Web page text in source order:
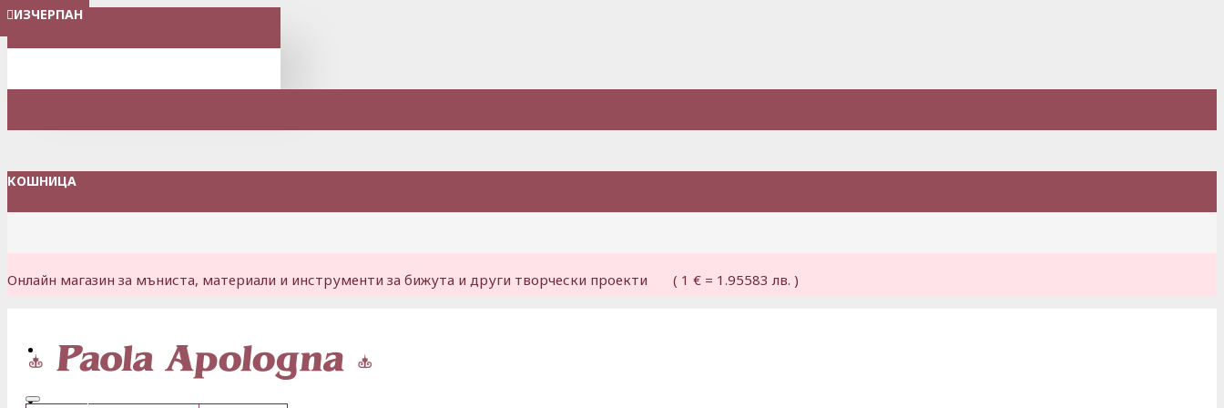
МЕНЮ
КОШНИЦА
Онлайн магазин за мъниста, материали и инструменти за бижута и други творчески проекти ( 1 € = 1.95583 лв. )
Вход
ИЗЧЕРПАН
ИЗЧЕРПАН
ИЗЧЕРПАН
ИЗЧЕРПАН